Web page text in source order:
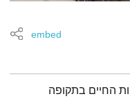
embed
החיים בתקופה